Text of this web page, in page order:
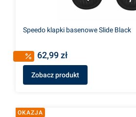
Speedo klapki basenowe Slide Black
62,99 zł
Zobacz produkt
OKAZJA